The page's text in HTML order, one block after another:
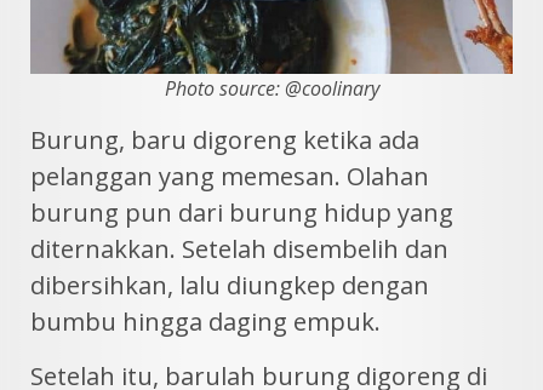
Photo source: @coolinary
Burung, baru digoreng ketika ada
pelanggan yang memesan. Olahan
burung pun dari burung hidup yang
diternakkan. Setelah disembelih dan
dibersihkan, lalu diungkep dengan
bumbu hingga daging empuk.
Setelah itu, barulah burung digoreng di